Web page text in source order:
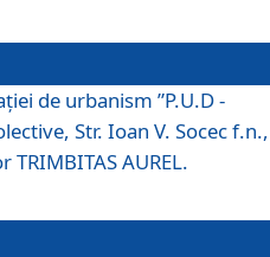
de urbanism ”P.U.D -
Str. Ioan V. Socec f.n.,
AUREL.